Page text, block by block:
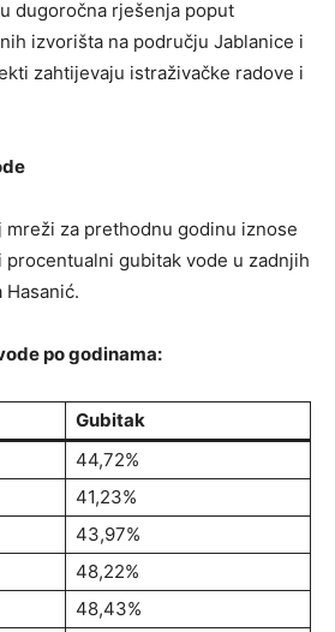
dugoročna rješenja poput
izvorišta na području Jablanice i
zahtijevaju istraživačke radove i
mreži za prethodnu godinu iznose
procentualni gubitak vode u zadnjih
Hasanić.
po godinama:
Gubitak
44,72%
41,23%
43,97%
48,22%
48,43%